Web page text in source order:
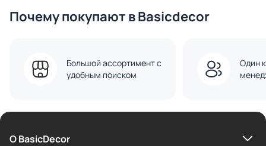
Почему покупают в Basicdecor
Большой ассортимент с
удобным поиском
Один
О BasicDecor